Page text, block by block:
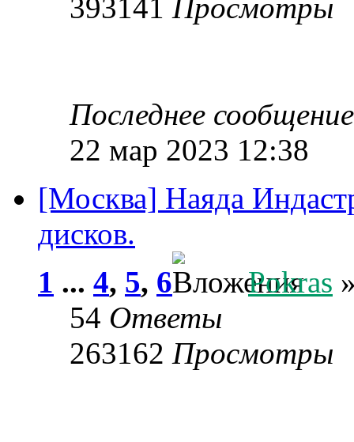
393141 Просмотры
Последнее
22 мар 2023 12:38
[Москва] Наяда
дисков.
1 ... 4, 5, 6 Pokras
54 Ответы
263162 Просмотры